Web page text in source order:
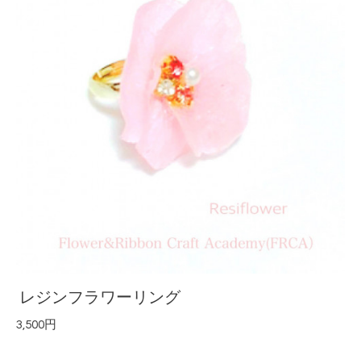
レジンフラワーリング
3,500円